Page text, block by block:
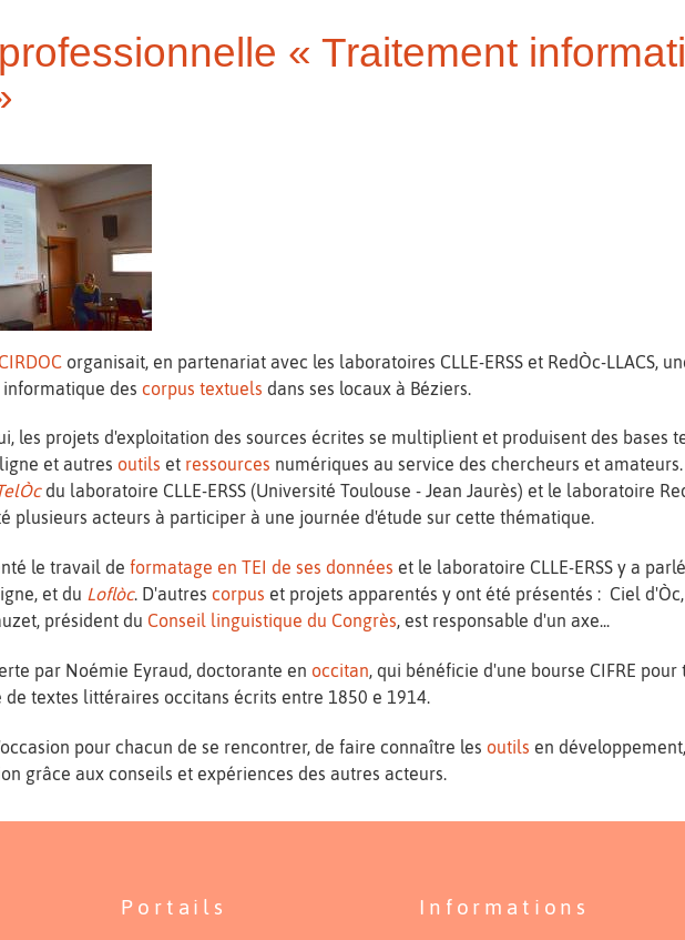
« Traitement
CIRDOC organisait, en partenariat avec les laboratoires CLLE-ERSS et RedÒc-LLACS,
descorpus textuels dans ses locaux à Béziers.
les projets d'exploitation des sources écrites se multiplient et produisent des bases
et autresoutils et ressources numériques au service des chercheurs et
du laboratoire CLLE-ERSS (Université Toulouse - Jean Jaurès) et le laboratoire
plusieurs acteurs à participer à une journée d'étude sur cette thématique.
le travail deformatage en TEI de ses données et le laboratoire CLLE-ERSS y a
et du Loflòc. D'autrescorpus et projets apparentés y ont été présentés : Ciel
président du Conseil linguistique du Congrès, est responsable d'un axe...
par Noémie Eyraud, doctorante enoccitan, qui bénéficie d'une bourse CIFRE
textes littéraires occitans écrits entre 1850 e 1914.
pour chacun de se rencontrer, de faire connaître lesoutils en
grâce aux conseils et expériences des autres acteurs.
Portails Informations